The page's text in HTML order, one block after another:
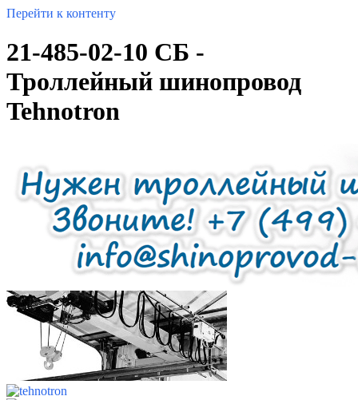
Перейти к контенту
21-485-02-10 СБ -
Троллейный шинопровод
Tehnotron